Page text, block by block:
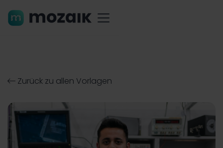
 Zurück zu allen Vorlagen